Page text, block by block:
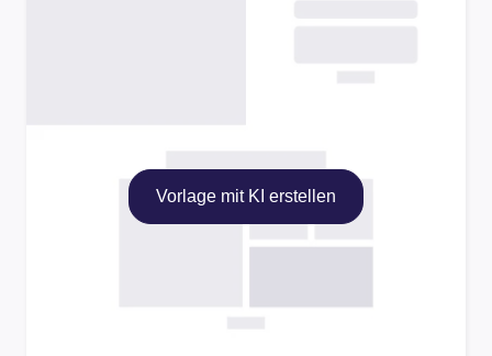
Vorlage mit KI erstellen